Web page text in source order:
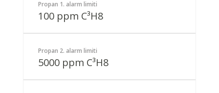
Propan 1. alarm limiti
100 ppm C³H8
Propan 2. alarm limiti
5000 ppm C³H8